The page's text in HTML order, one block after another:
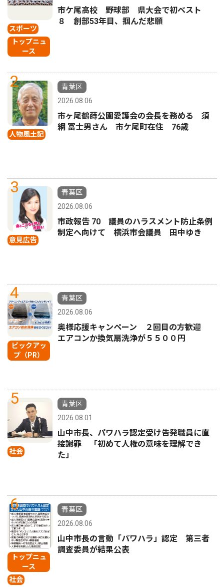
スポーツ
トップニュ
ース
市ケ尾高校 野球部 県大会で初ベスト
８ 創部53年目、掴んだ悲願
2
人物風土記
青葉区
2026.08.06
市ヶ尾鶴蒔公園愛護会の会長を務める 須
網 冨士男さん 市ケ尾町在住 76歳
3
意見広告
青葉区
2026.08.06
市政報告 70 議員のハラスメント防止条例
制定へ向けて 横浜市会議員 田中ゆき
4
ピックアッ
プ（PR）
青葉区
2026.08.06
奥様応援キャンペーン ２回目の方歓迎
エアコンか換気扇洗浄が５５００円
5
社会
青葉区
2026.08.01
山中市長、パワハラ認定受け告発職員に直
接謝罪 「初めて人権の意味を理解でき
た」
6
トップニュ
ース
社会
青葉区
2026.08.06
山中市長の言動「パワハラ」認定 第三者
調査委員が結果公表